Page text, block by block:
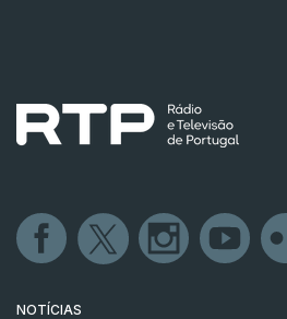
NOTÍCIAS